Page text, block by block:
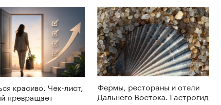
красиво. Чек-лист,
превращает
Фермы, рестораны и отели
Дальнего Востока. Гастрогид